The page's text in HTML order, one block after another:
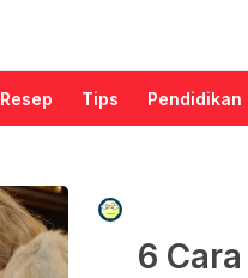
Resep Tips Pendidikan
6